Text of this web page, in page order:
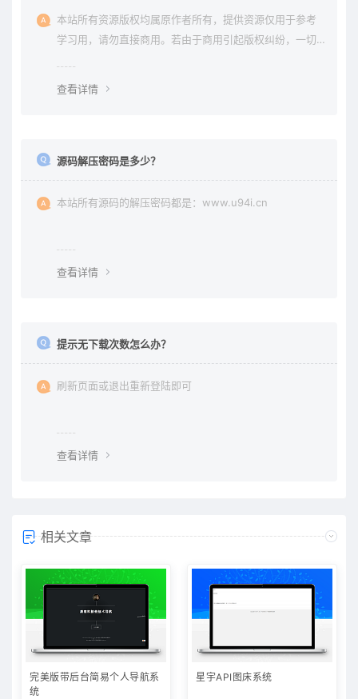
本站所有资源版权均属原作者所有，提供资源仅用于参考
学习用，请勿直接商用。若由于商用引起版权纠纷，一切
查看详情
源码解压密码是多少？
本站所有源码的解压密码都是：www.u94i.cn
查看详情
提示无下载次数怎么办？
刷新页面或退出重新登陆即可
查看详情
相关文章
完美版带后台简易个人导航系
统
星宇API图床系统